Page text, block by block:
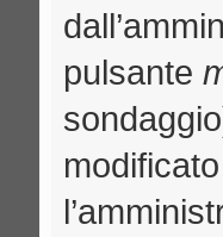
pulsante